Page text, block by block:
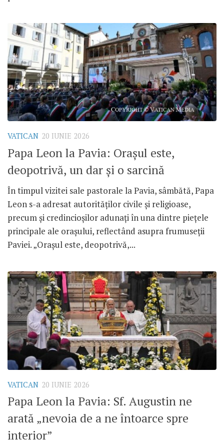
VATICAN 20 IUNIE 2026
Papa Leon la Pavia: Orașul este,
deopotrivă, un dar și o sarcină
În timpul vizitei sale pastorale la Pavia, sâmbătă, Papa
Leon s-a adresat autorităților civile și religioase,
precum și credincioșilor adunați în una dintre piețele
principale ale orașului, reflectând asupra frumuseții
Paviei. „Orașul este, deopotrivă,...
VATICAN 20 IUNIE 2026
Papa Leon la Pavia: Sf. Augustin ne
arată „nevoia de a ne întoarce spre
interior”